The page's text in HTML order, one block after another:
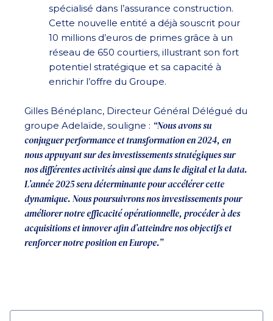
spécialisé dans l’assurance construction.
Cette nouvelle entité a déjà souscrit pour
10 millions d’euros de primes grâce à un
réseau de 650 courtiers, illustrant son fort
potentiel stratégique et sa capacité à
enrichir l’offre du Groupe.
Gilles Bénéplanc, Directeur Général Délégué du
groupe Adelaïde, souligne : “Nous avons su
conjuguer performance et transformation en 2024, en
nous appuyant sur des investissements stratégiques sur
nos différentes activités ainsi que dans le digital et la data.
L’année 2025 sera déterminante pour accélérer cette
dynamique. Nous poursuivrons nos investissements pour
améliorer notre efficacité opérationnelle, procéder à des
acquisitions et innover afin d’atteindre nos objectifs et
renforcer notre position en Europe.”